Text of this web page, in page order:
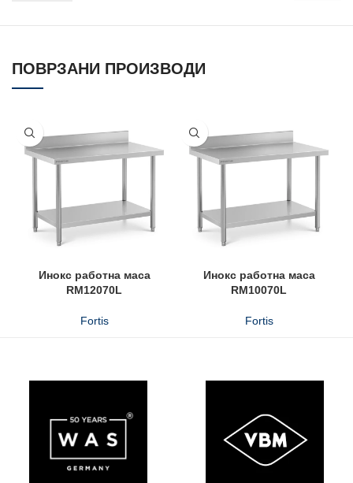
ПОВРЗАНИ ПРОИЗВОДИ
Инокс работна маса
RM12070L
Fortis
Инокс работна маса
RM10070L
Fortis